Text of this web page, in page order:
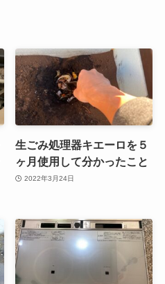
生ごみ処理器キエーロを５
ヶ月使用して分かったこと
2022年3月24日